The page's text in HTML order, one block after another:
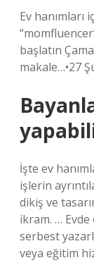
Ev hanımları
başlatın
makale…•27
İşte ev
işlerin
dikiş ve
ikram. … Evde
serbest
veya eğitim